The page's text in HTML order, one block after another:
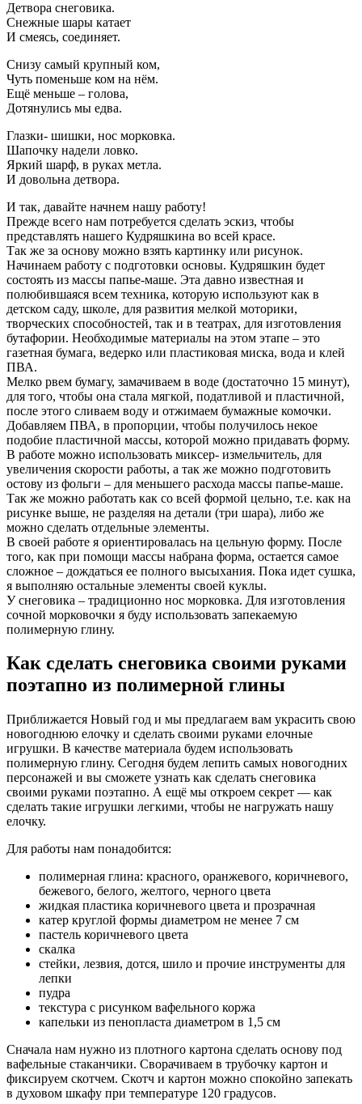
Детвора снеговика.
Снежные шары катает
И смеясь, соединяет.
Cнизу самый крупный ком,
Чуть поменьше ком на нём.
Ещё меньше – голова,
Дотянулись мы едва.
Глазки- шишки, нос морковка.
Шапочку надели ловко.
Яркий шарф, в руках метла.
И довольна детвора.
И так, давайте начнем нашу работу!
Прежде всего нам потребуется сделать эскиз, чтобы
представлять нашего Кудряшкина во всей красе.
Так же за основу можно взять картинку или рисунок.
Начинаем работу с подготовки основы. Кудряшкин будет
состоять из массы папье-маше. Эта давно известная и
полюбившаяся всем техника, которую используют как в
детском саду, школе, для развития мелкой моторики,
творческих способностей, так и в театрах, для изготовления
бутафории. Необходимые материалы на этом этапе – это
газетная бумага, ведерко или пластиковая миска, вода и клей
ПВА.
Мелко рвем бумагу, замачиваем в воде (достаточно 15 минут),
для того, чтобы она стала мягкой, податливой и пластичной,
после этого сливаем воду и отжимаем бумажные комочки.
Добавляем ПВА, в пропорции, чтобы получилось некое
подобие пластичной массы, которой можно придавать форму.
В работе можно использовать миксер- измельчитель, для
увеличения скорости работы, а так же можно подготовить
остову из фольги – для меньшего расхода массы папье-маше.
Так же можно работать как со всей формой цельно, т.е. как на
рисунке выше, не разделяя на детали (три шара), либо же
можно сделать отдельные элементы.
В своей работе я ориентировалась на цельную форму. После
того, как при помощи массы набрана форма, остается самое
сложное – дождаться ее полного высыхания. Пока идет сушка,
я выполняю остальные элементы своей куклы.
У снеговика – традиционно нос морковка. Для изготовления
сочной морковочки я буду использовать запекаемую
полимерную глину.
Как сделать снеговика своими руками
поэтапно из полимерной глины
Приближается Новый год и мы предлагаем вам украсить свою
новогоднюю елочку и сделать своими руками елочные
игрушки. В качестве материала будем использовать
полимерную глину. Сегодня будем лепить самых новогодних
персонажей и вы сможете узнать как сделать снеговика
своими руками поэтапно. А ещё мы откроем секрет — как
сделать такие игрушки легкими, чтобы не нагружать нашу
елочку.
Для работы нам понадобится:
полимерная глина: красного, оранжевого, коричневого,
бежевого, белого, желтого, черного цвета
жидкая пластика коричневого цвета и прозрачная
катер круглой формы диаметром не менее 7 см
пастель коричневого цвета
скалка
стейки, лезвия, дотся, шило и прочие инструменты для
лепки
пудра
текстура с рисунком вафельного коржа
капельки из пенопласта диаметром в 1,5 см
Сначала нам нужно из плотного картона сделать основу под
вафельные стаканчики. Сворачиваем в трубочку картон и
фиксируем скотчем. Скотч и картон можно спокойно запекать
в духовом шкафу при температуре 120 градусов.